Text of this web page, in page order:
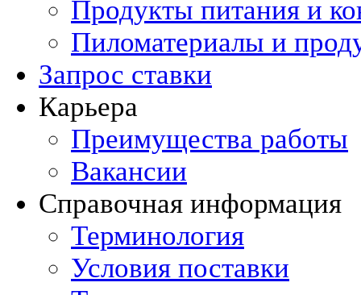
Продукты питания и
Пиломатериалы и
Запрос ставки
Карьера
Преимущества работы
Вакансии
Справочная информация
Терминология
Условия поставки